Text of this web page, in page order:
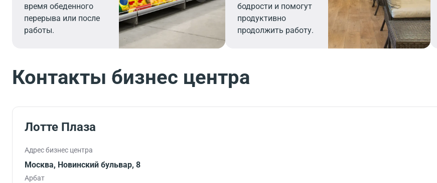
время обеденного
перерыва или после
работы.
бодрости и помогут
продуктивно
продолжить работу.
Контакты бизнес центра
Лотте Плаза
Адрес бизнес центра
Москва, Новинский бульвар, 8
Арбат